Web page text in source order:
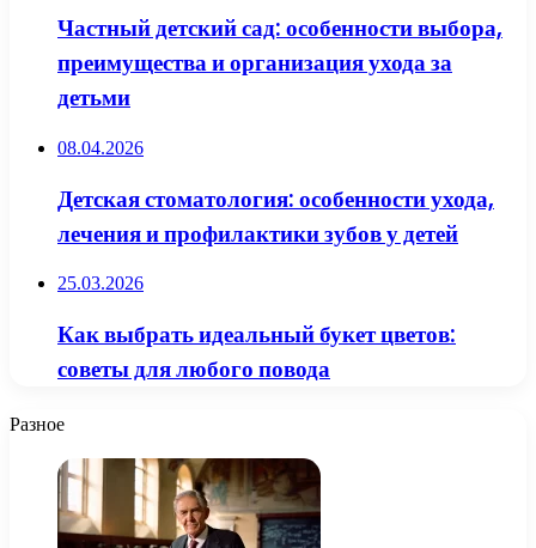
Частный детский сад: особенности выбора,
преимущества и организация ухода за
детьми
08.04.2026
Детская стоматология: особенности ухода,
лечения и профилактики зубов у детей
25.03.2026
Как выбрать идеальный букет цветов:
советы для любого повода
Разное